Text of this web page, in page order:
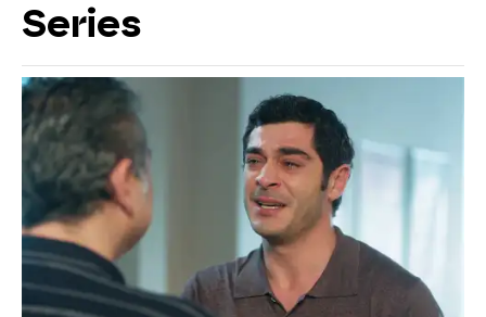
Series